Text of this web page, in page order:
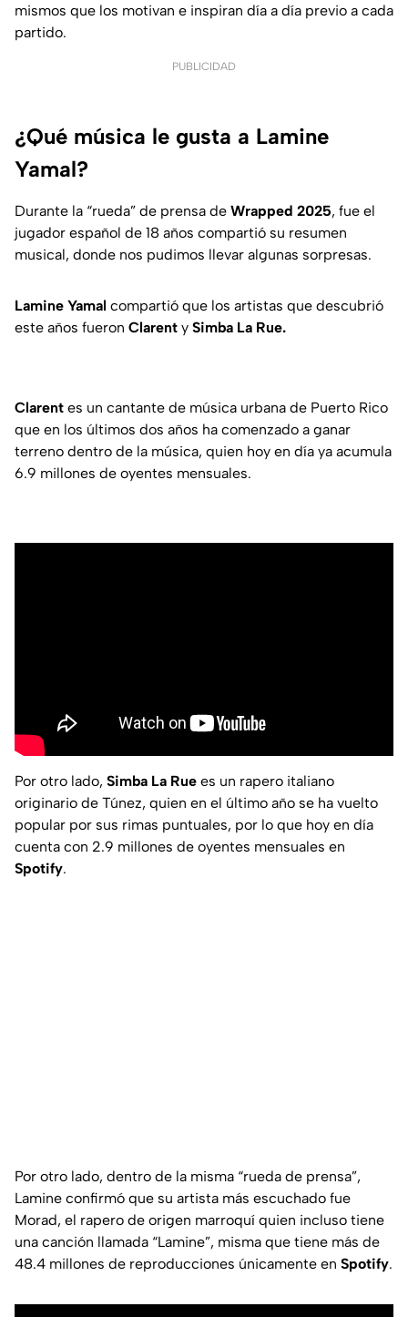
mismos que los motivan e inspiran día a día previo a cada
partido.
PUBLICIDAD
¿Qué música le gusta a Lamine
Yamal?
Durante la “rueda” de prensa de Wrapped 2025, fue el
jugador español de 18 años compartió su resumen
musical, donde nos pudimos llevar algunas sorpresas.
Lamine Yamal compartió que los artistas que descubrió
este años fueron Clarent y Simba La Rue.
Clarent es un cantante de música urbana de Puerto Rico
que en los últimos dos años ha comenzado a ganar
terreno dentro de la música, quien hoy en día ya acumula
6.9 millones de oyentes mensuales.
Por otro lado, Simba La Rue es un rapero italiano
originario de Túnez, quien en el último año se ha vuelto
popular por sus rimas puntuales, por lo que hoy en día
cuenta con 2.9 millones de oyentes mensuales en
Spotify.
Por otro lado, dentro de la misma “rueda de prensa”,
Lamine confirmó que su artista más escuchado fue
Morad, el rapero de origen marroquí quien incluso tiene
una canción llamada “Lamine”, misma que tiene más de
48.4 millones de reproducciones únicamente en Spotify.